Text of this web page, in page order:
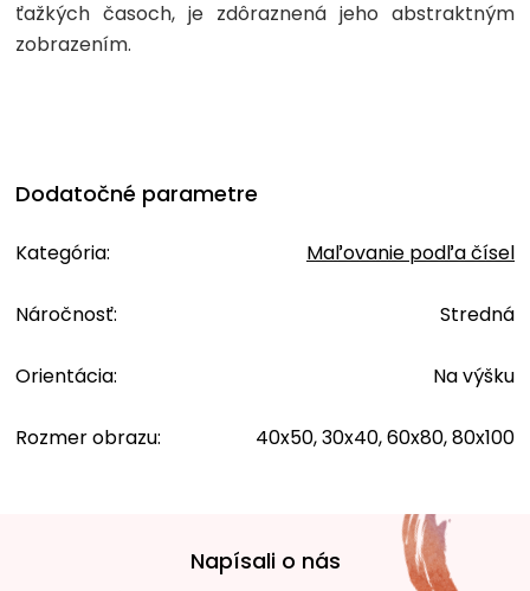
ťažkých časoch, je zdôraznená jeho abstraktným
zobrazením.
Dodatočné parametre
Kategória: Maľovanie podľa čísel
Náročnosť: Stredná
Orientácia: Na výšku
Rozmer obrazu: 40x50, 30x40, 60x80, 80x100
Napísali o nás